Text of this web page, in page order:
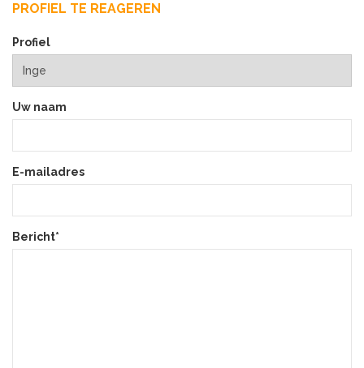
PROFIEL TE REAGEREN
Profiel
Uw naam
E-mailadres
Bericht*